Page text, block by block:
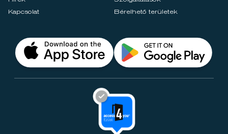
Kapcsolat
Bérelhető területek